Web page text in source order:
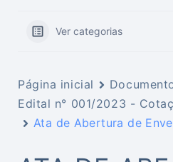
Ver categorias
Página inicial
Edital n° 001/2023 -
Ata de Abertura de